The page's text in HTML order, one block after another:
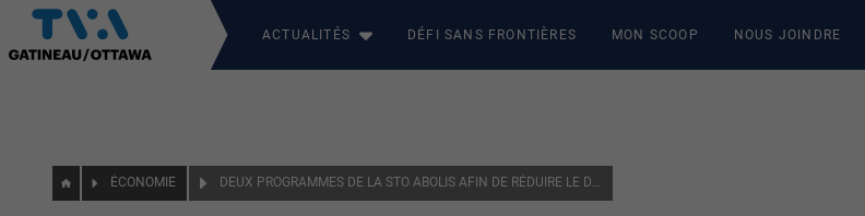
ACTUALITÉS DÉFI SANS FRONTIÈRES MON SCOOP NOUS JOINDRE
ÉCONOMIE DEUX PROGRAMMES DE LA STO ABOLIS AFIN DE RÉDUIRE LE DÉFICIT